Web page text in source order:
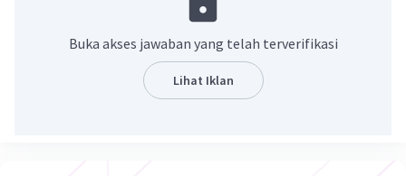
Rumus efek Doppler untuk gelombang suara adalah:
f' = f (v + v0) / (v - vs)
- v0 adalah kecepatan pengamat relatif terhadap
Buka akses jawaban yang telah terverifikasi
Lihat Iklan